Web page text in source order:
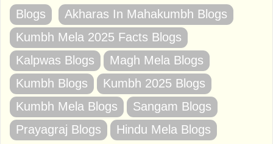
Blogs
Akharas In Mahakumbh Blogs
Kumbh Mela 2025 Facts Blogs
Kalpwas Blogs
Magh Mela Blogs
Kumbh Blogs
Kumbh 2025 Blogs
Kumbh Mela Blogs
Sangam Blogs
Prayagraj Blogs
Hindu Mela Blogs